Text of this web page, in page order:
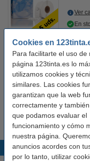
Cookies en
Para facilitarte el uso de
página 123tinta.es lo
utilizamos cookies y
similares. Las cookies
garantizan que la web
correctamente y
que podamos evaluar el
funcionamiento y cómo
nuestra página.
anuncios acordes con
por lo tanto, utilizar
Ver
En
Consejo
Le recomendamos que
etiquetas originales.